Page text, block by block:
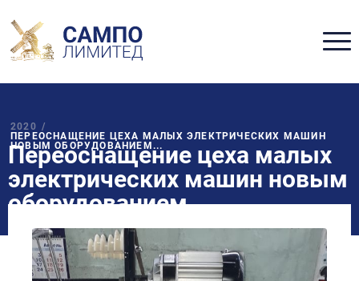
Переоснащение цеха малых
электрических машин новым
оборудованием
2020 /
ПЕРЕОСНАЩЕНИЕ ЦЕХА МАЛЫХ ЭЛЕКТРИЧЕСКИХ МАШИН
НОВЫМ ОБОРУДОВАНИЕМ...